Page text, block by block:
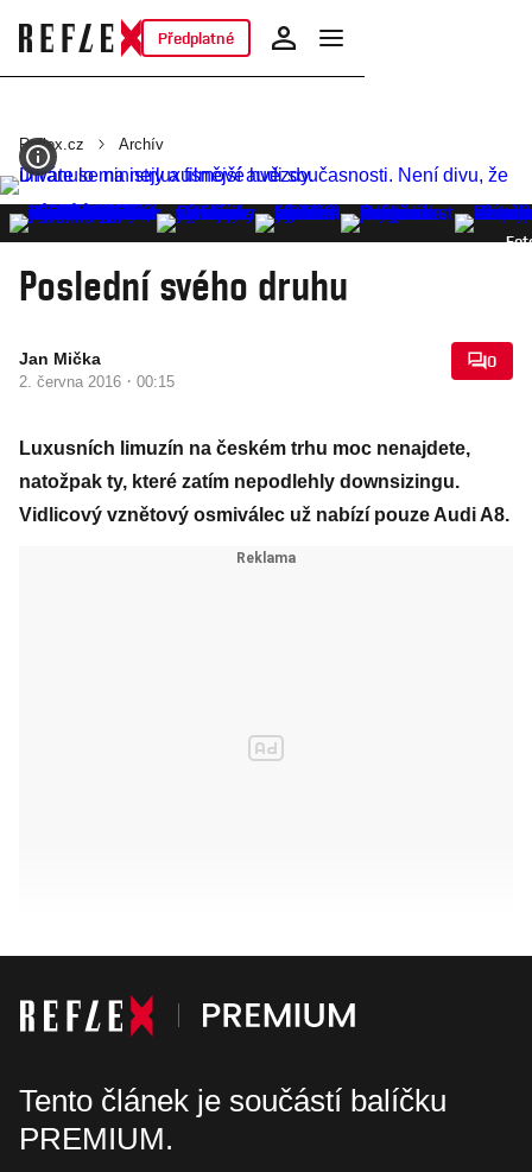
Předplatné
Reflex.cz Archív
Poslední svého druhu
Jan Mička
2. června 2016 · 00:15
0
Luxusních limuzín na českém trhu moc nenajdete,
natožpak ty, které zatím nepodlehly downsizingu.
Vidlicový vznětový osmiválec už nabízí pouze Audi A8.
Tento článek je součástí balíčku
PREMIUM.